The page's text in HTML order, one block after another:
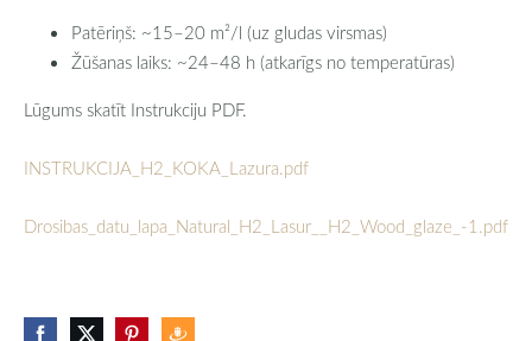
Patēriņš: ~15–20 m²/l (uz gludas virsmas)
Žūšanas laiks: ~24–48 h (atkarīgs no temperatūras)
Lūgums skatīt Instrukciju PDF.
INSTRUKCIJA_H2_KOKA_Lazura.pdf
Drosibas_datu_lapa_Natural_H2_Lasur__H2_Wood_glaze_-1.pdf